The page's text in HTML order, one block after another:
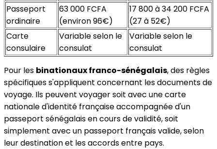
Passeport
ordinaire
63 000 FCFA
(environ 96€)
17 800 à 34 200 FCFA
(27 à 52€)
Carte
consulaire
Variable selon le
consulat
Variable selon le
consulat
Pour les binationaux franco-sénégalais, des règles
spécifiques s'appliquent concernant les documents de
voyage. Ils peuvent voyager soit avec une carte
nationale d'identité française accompagnée d'un
passeport sénégalais en cours de validité, soit
simplement avec un passeport français valide, selon
leur destination et les accords entre pays.